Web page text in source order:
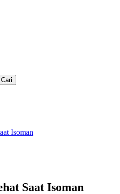
Isoman
Saat Isoman